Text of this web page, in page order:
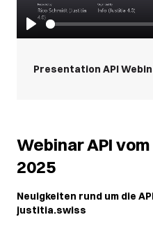
Play
Presentation API
Webinar API
2025
Neuigkeiten rund um die
justitia.swiss